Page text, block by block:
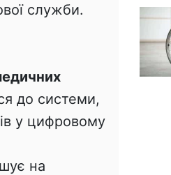
служби.
до системи,
у цифровому
на